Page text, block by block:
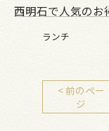
西明石で人気のお
ランチ
< 前のペー
ジ